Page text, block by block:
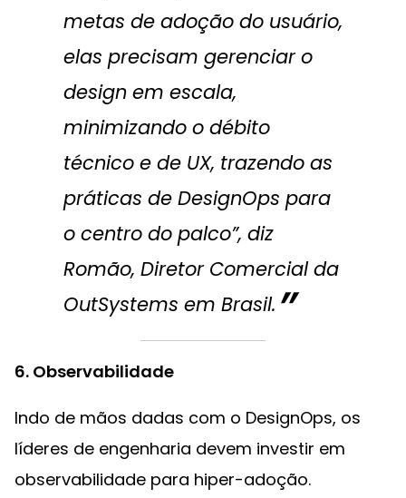
metas de adoção do usuário,
elas precisam gerenciar o
design em escala,
minimizando o débito
técnico e de UX, trazendo as
práticas de DesignOps para
o centro do palco”, diz
Romão, Diretor Comercial da
OutSystems em Brasil.
6. Observabilidade
Indo de mãos dadas com o DesignOps, os
líderes de engenharia devem investir em
observabilidade para hiper-adoção.